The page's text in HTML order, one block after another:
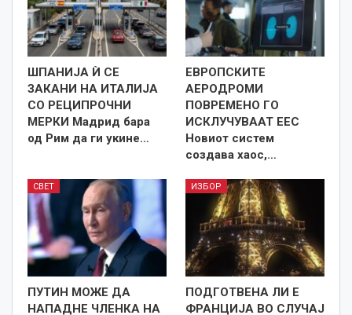
ШПАНИЈА Ѝ СЕ
ЗАКАНИ НА ИТАЛИЈА
СО РЕЦИПРОЧНИ
МЕРКИ Мадрид бара
од Рим да ги укине…
ЕВРОПСКИТЕ
АЕРОДРОМИ
ПОВРЕМЕНО ГО
ИСКЛУЧУВААТ ЕЕС
Новиот систем
создава хаос,…
СВЕТ
ПУТИН МОЖЕ ДА
НАПАДНЕ ЧЛЕНКА НА
ИЗБОР
ПОДГОТВЕНА ЛИ Е
ФРАНЦИЈА ВО СЛУЧАЈ